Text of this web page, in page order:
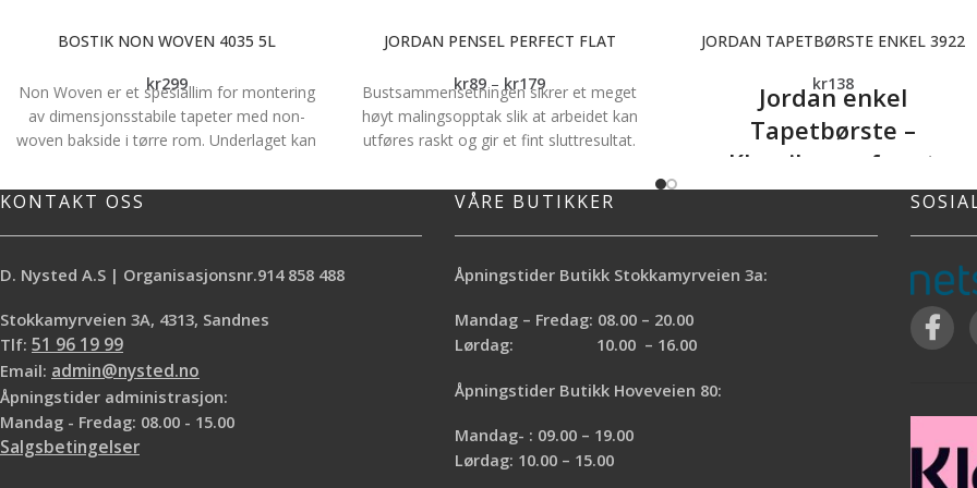
BOSTIK NON WOVEN 4035 5L
kr299
Non Woven er et spesiallim for montering
av dimensjonsstabile tapeter med non-
woven bakside i tørre rom. Underlaget kan
trefiberplater, betong eller puss eller tette
malte underlag. Limet kan påføres på
veggen eller baksiden av tapetet. OBS!
skal males. For Non-Woven materialer •
risikoen for krymping • Stabile bøtter laget
av resirkulert plast • Godt miljøvalg, M1
JORDAN PENSEL PERFECT FLAT
kr89 – kr179
Bustsammensetningen sikrer et meget
høyt malingsopptak slik at arbeidet kan
utføres raskt og gir et fint sluttresultat.
grepsalternativer og er behagelig å jobbe
med. *Fint resultat *Høyt malingsopptak
*Ergonomisk skaft *Slipper ikke bust
Lister og Karmer
JORDAN TAPETBØRSTE ENKEL 3922
kr138
Jordan enkel
Tapetbørste –
Klassikeren for et
boblefritt resultat
Børsten er spesielt utviklet for å stryke
måte, noe som gjør den ideell for mer
ømfintlige tapettyper der en stiv
tapetstryker kan bli for hard.
KONTAKT OSS
D. Nysted A.S | Organisasjonsnr.914 858 488
Stokkamyrveien 3A, 4313, Sandnes
Tlf: 51 96 19 99
Email: admin@nysted.no
Åpningstider administrasjon:
Mandag - Fredag: 08.00 - 15.00
Salgsbetingelser
VÅRE BUTIKKER
Åpningstider Butikk Stokkamyrveien 3a:
Mandag – Fredag: 08.00 – 20.00
Lørdag: 10.00 – 16.00
Åpningstider Butikk Hoveveien 80:
Mandag- : 09.00 – 19.00
Lørdag: 10.00 – 15.00